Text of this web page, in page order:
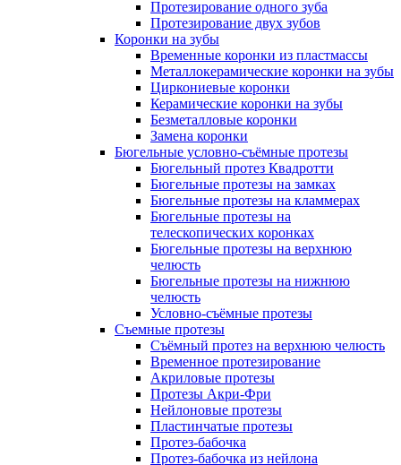
Протезирование одного зуба
Протезирование двух зубов
Коронки на зубы
Временные коронки из пластмассы
Металлокерамические коронки на зубы
Циркониевые коронки
Керамические коронки на зубы
Безметалловые коронки
Замена коронки
Бюгельные условно-съёмные протезы
Бюгельный протез Квадротти
Бюгельные протезы на замках
Бюгельные протезы на кламмерах
Бюгельные протезы на
телескопических коронках
Бюгельные протезы на верхнюю
челюсть
Бюгельные протезы на нижнюю
челюсть
Условно-съёмные протезы
Съемные протезы
Съёмный протез на верхнюю челюсть
Временное протезирование
Акриловые протезы
Протезы Акри-Фри
Нейлоновые протезы
Пластинчатые протезы
Протез-бабочка
Протез-бабочка из нейлона